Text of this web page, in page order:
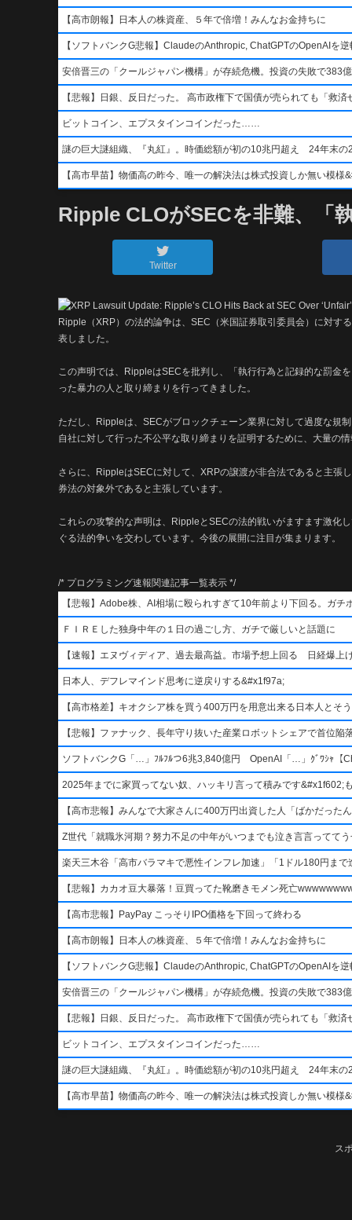
【高市朗報】日本人の株資産、５年で倍増！みんなお金持ちに
【ソフトバンクG悲報】ClaudeのAnthropic, ChatGPTのOpenAI
安倍晋三の「クールジャパン機構」が存続危機。投資の失敗で383
【悲報】日銀、反日だった。 高市政権下で国債が売られても「救済
ビットコイン、エプスタインコインだった……
謎の巨大謎組織、『丸紅』。時価総額が初の10兆円超え 24年末の
【高市早苗】物価高の昨今、唯一の解決法は株式投資しか無い模
Ripple CLOがSECを非難、「
Twitter
Ripple（XRP）の法的論争は、SEC（米国証券取引委員会）に対す
表しました。
この声明では、RippleはSECを批判し、「執行行為と記録的な罰金
った暴力の人と取り締まりを行ってきました。
ただし、Rippleは、SECがブロックチェーン業界に対して過度な規
自社に対して行った不公平な取り締まりを証明するために、大量の
さらに、RippleはSECに対して、XRPの譲渡が非合法であると主張
券法の対象外であると主張しています。
これらの攻撃的な声明は、RippleとSECの法的戦いがますます激化
ぐる法的争いを交わしています。今後の展開に注目が集まります。
/* プログラミング速報関連記事一覧表示 */
【悲報】Adobe株、AI相場に殴られすぎて10年前より下回る。ガチ
ＦＩＲＥした独身中年の１日の過ごし方、ガチで厳しいと話題に
【速報】エヌヴィディア、過去最高益。市場予想上回る 日経爆上
日本人、デフレマインド思考に逆戻りする&#x1f97a;
【高市格差】キオクシア株を買う400万円を用意出来る日本人とそ
【悲報】ファナック、長年守り抜いた産業ロボットシェアで首位
ソフトバンクG「…」ﾌﾙﾌﾙつ6兆3,840億円 OpenAI「…」ｸﾞﾜｼｬ【
2025年までに家買ってない奴、ハッキリ言って積みです
【高市悲報】みんなで大家さんに400万円出資した人「ばかだった
Z世代「就職氷河期？努力不足の中年がいつまでも泣き言言ってて
楽天三木谷「高市バラマキで悪性インフレ加速」「1ドル180円ま
【悲報】カカオ豆大暴落！豆買ってた靴磨きモメン死亡
【高市悲報】PayPay こっそりIPO価格を下回って終わる
【高市朗報】日本人の株資産、５年で倍増！みんなお金持ちに
【ソフトバンクG悲報】ClaudeのAnthropic, ChatGPTのOpenAI
安倍晋三の「クールジャパン機構」が存続危機。投資の失敗で383
【悲報】日銀、反日だった。 高市政権下で国債が売られても「救済
ビットコイン、エプスタインコインだった……
謎の巨大謎組織、『丸紅』。時価総額が初の10兆円超え 24年末の
【高市早苗】物価高の昨今、唯一の解決法は株式投資しか無い模
ス